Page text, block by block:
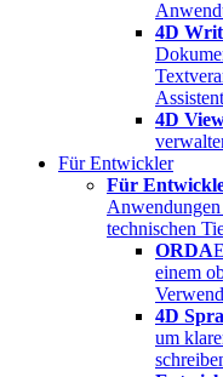
4D
4D
Für Entwickler
Für
technischen
ORDA
einem
4D
um